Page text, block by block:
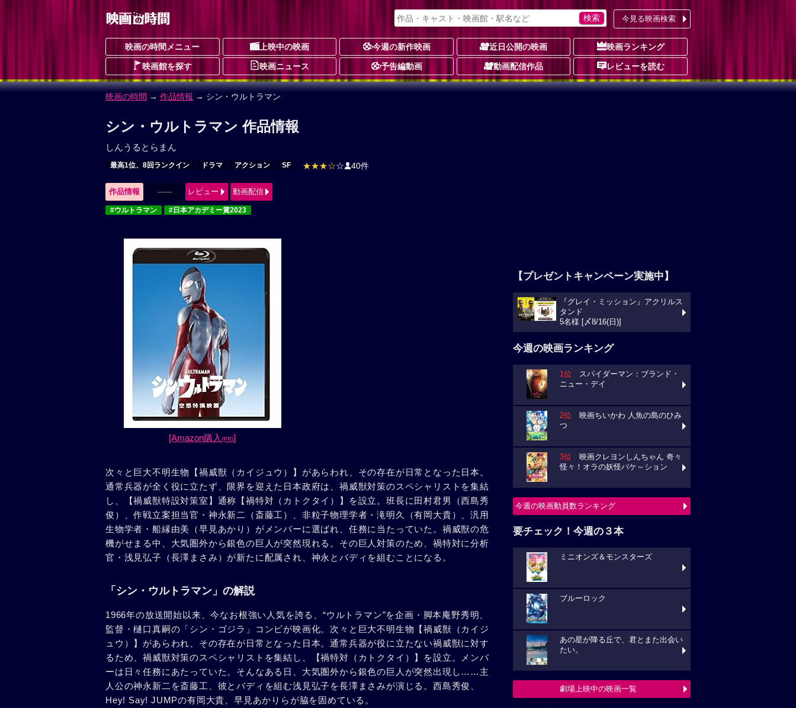
今見る映画検索
映画の時間メニュー 上映中の映画 今週の新作映画 近日公開の映画 映画ランキング
映画館を探す 映画ニュース 予告編動画 動画配信作品 レビューを読む
映画の時間 → 作品情報 → シン・ウルトラマン
シン・ウルトラマン 作品情報
しんうるとらまん
最高1位、8回ランクイン ドラマ アクション SF ★★★☆☆ 40件
作品情報 ------ レビュー 動画配信
#ウルトラマン #日本アカデミー賞2023
[Amazon購入(PR)]
次々と巨大不明生物【禍威獣（カイジュウ）】があらわれ、その存在が日常となった日本。
通常兵器が全く役に立たず、限界を迎えた日本政府は、禍威獣対策のスペシャリストを集結
し、【禍威獣特設対策室】通称【禍特対（カトクタイ）】を設立。班長に田村君男（西島秀
俊）、作戦立案担当官・神永新二（斎藤工）、非粒子物理学者・滝明久（有岡大貴）、汎用
生物学者・船縁由美（早見あかり）がメンバーに選ばれ、任務に当たっていた。禍威獣の危
機がせまる中、大気圏外から銀色の巨人が突然現れる。その巨人対策のため、禍特対に分析
官・浅見弘子（長澤まさみ）が新たに配属され、神永とバディを組むことになる。
「シン・ウルトラマン」の解説
1966年の放送開始以来、今なお根強い人気を誇る、“ウルトラマン”を企画・脚本庵野秀明、
監督・樋口真嗣の「シン・ゴジラ」コンビが映画化。次々と巨大不明生物【禍威獣（カイジ
ュウ）】があらわれ、その存在が日常となった日本。通常兵器が役に立たない禍威獣に対す
るため、禍威獣対策のスペシャリストを集結し、【禍特対（カトクタイ）】を設立。メンバ
ーは日々任務にあたっていた。そんなある日、大気圏外から銀色の巨人が突然出現し……主
人公の神永新二を斎藤工、彼とバディを組む浅見弘子を長澤まさみが演じる。西島秀俊、
Hey! Say! JUMPの有岡大貴、早見あかりらが脇を固めている。
【プレゼントキャンペーン実施中】
『グレイ・ミッション』アクリルス
タンド
5名様 [〆8/16(日)]
今週の映画ランキング
1位 スパイダーマン：ブランド・
ニュー・デイ
2位 映画ちいかわ 人魚の島のひみ
つ
3位 映画クレヨンしんちゃん 奇々
怪々！オラの妖怪バケ～ション
今週の映画動員数ランキング
要チェック！今週の３本
ミニオンズ＆モンスターズ
ブルーロック
あの星が降る丘で、君とまた出会い
たい。
劇場上映中の映画一覧